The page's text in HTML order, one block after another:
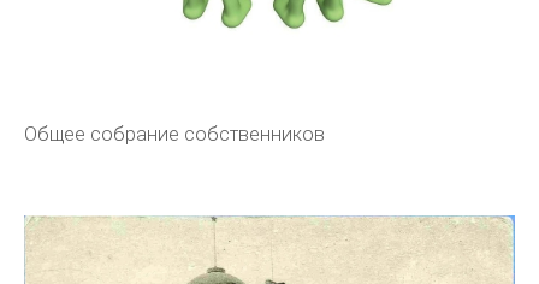
Общее собрание собственников